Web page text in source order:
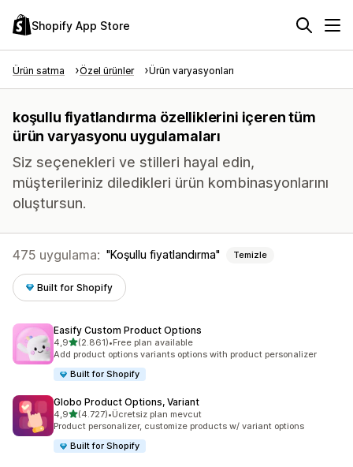
Shopify App Store
Ürün satma Özel ürünler Ürün varyasyonları
koşullu fiyatlandırma özelliklerini içeren tüm
ürün varyasyonu uygulamaları
Siz seçenekleri ve stilleri hayal edin,
müşterileriniz diledikleri ürün kombinasyonlarını
oluştursun.
475 uygulama: Koşullu fiyatlandırma Temizle
Built for Shopify
Easify Custom Product Options
4,95 yıldız üzerinden
(2.861)
toplam 2861 değerlendirme
•Free plan available
Add product options variants options with product personalizer
Built for Shopify
Globo Product Options, Variant
4,95 yıldız üzerinden
(4.727)
toplam 4727 değerlendirme
•Ücretsiz plan mevcut
Product personalizer, customize products w/ variant options
Built for Shopify